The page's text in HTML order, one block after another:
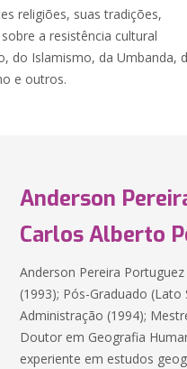
religiões, suas tradições,
a resistência cultural
do Islamismo, da Umbanda,
e outros.
Anderson
Carlos Alberto
Anderson Pereira
(1993); Pós-Graduado (Lato
Administração (1994);
Doutor em Geografia
experiente em estudos